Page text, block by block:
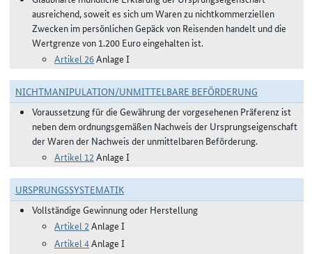
ausreichend, soweit es sich um Waren zu nichtkommerziellen
Zwecken im persönlichen Gepäck von Reisenden handelt und die
Wertgrenze von 1.200 Euro eingehalten ist.
Artikel 26Anlage I
NICHTMANIPULATION/UNMITTELBARE BEFÖRDERUNG
Voraussetzung für die Gewährung der vorgesehenen Präferenz ist
neben dem ordnungsgemäßen Nachweis der Ursprungseigenschaft
der Waren der Nachweis der unmittelbaren Beförderung.
Artikel 12 Anlage I
URSPRUNGSSYSTEMATIK
Vollständige Gewinnung oder Herstellung
Artikel 2 Anlage I
Artikel 4Anlage I